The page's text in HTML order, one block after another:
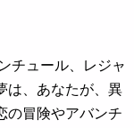
チュール、レジャ
は、あなたが、異
の冒険やアバンチ